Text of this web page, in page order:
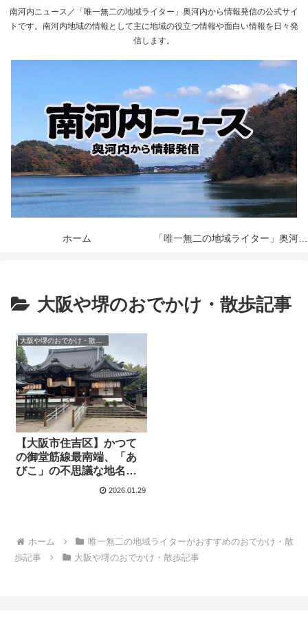
南河内ニュース／「唯一無二の地域ライター」奥河内から情報発信の公式サイ
トです。南河内地域の情報として主に地域の役立つ情報や面白い情報を日々発
信します。
ホーム
大阪や堺のおでかけ・散歩記事
大阪や堺のおでかけ・散歩記事
【大阪市住吉区】かつて
の御堂筋線最南端、「あ
びこ」の不思議な地名由
来とは？2月の節分詣の前
2026.01.29
ホーム
唯一無二の地域ライターがおすすめのおでかけ・散
歩記事
大阪や堺のおでかけ・散歩記事